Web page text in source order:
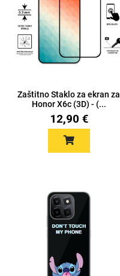
Zaštitno Staklo za ekran za
Honor X6c (3D) - (...
12,90 €
Sleng
Svemirska kolekcija
Univerzalne futrole i